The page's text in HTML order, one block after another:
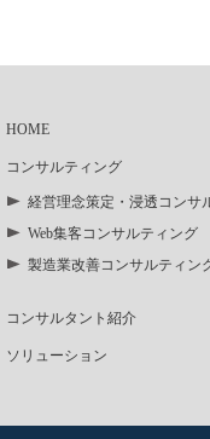
HOME
コンサルティング
経営理念策定・浸透コンサ
Web集客コンサルティング
製造業改善コンサルティン
コンサルタント紹介
ソリューション